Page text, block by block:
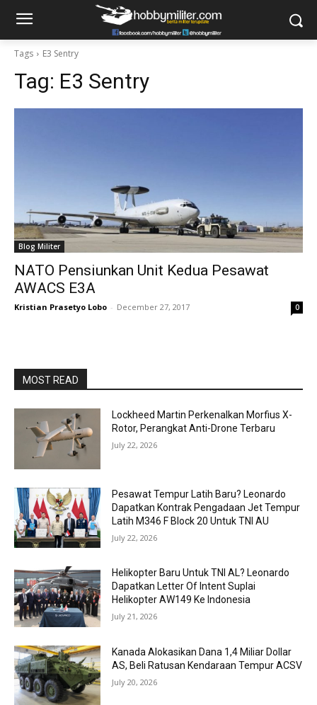
Tags E3 Sentry
Tag: E3 Sentry
Blog Militer
NATO Pensiunkan Unit Kedua Pesawat
AWACS E3A
Kristian Prasetyo Lobo - December 27, 2017 0
MOST READ
Lockheed Martin Perkenalkan Morfius X-
Rotor, Perangkat Anti-Drone Terbaru
July 22, 2026
Pesawat Tempur Latih Baru? Leonardo
Dapatkan Kontrak Pengadaan Jet Tempur
Latih M346 F Block 20 Untuk TNI AU
July 22, 2026
Helikopter Baru Untuk TNI AL? Leonardo
Dapatkan Letter Of Intent Suplai
Helikopter AW149 Ke Indonesia
July 21, 2026
Kanada Alokasikan Dana 1,4 Miliar Dollar
AS, Beli Ratusan Kendaraan Tempur ACSV
July 20, 2026